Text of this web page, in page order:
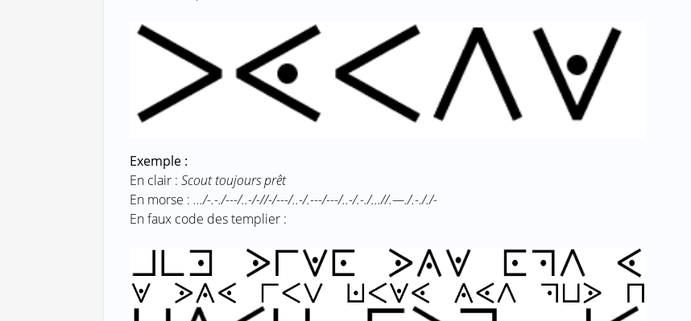
Exemple :
En clair : Scout toujours prêt
En morse : .../-.-./---/..-/-//-/---/..-/.---/---/..-/.-./...//.—./.-././-
En faux code des templier :